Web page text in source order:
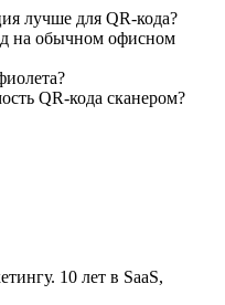
лучше для QR-кода?
на обычном офисном
QR-кода сканером?
. 10 лет в SaaS,